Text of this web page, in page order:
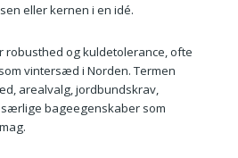
eller kernen i en idé.
robusthed og kuldetolerance, ofte
vintersæd i Norden. Termen
arealvalg, jordbundskrav,
bageegenskaber som